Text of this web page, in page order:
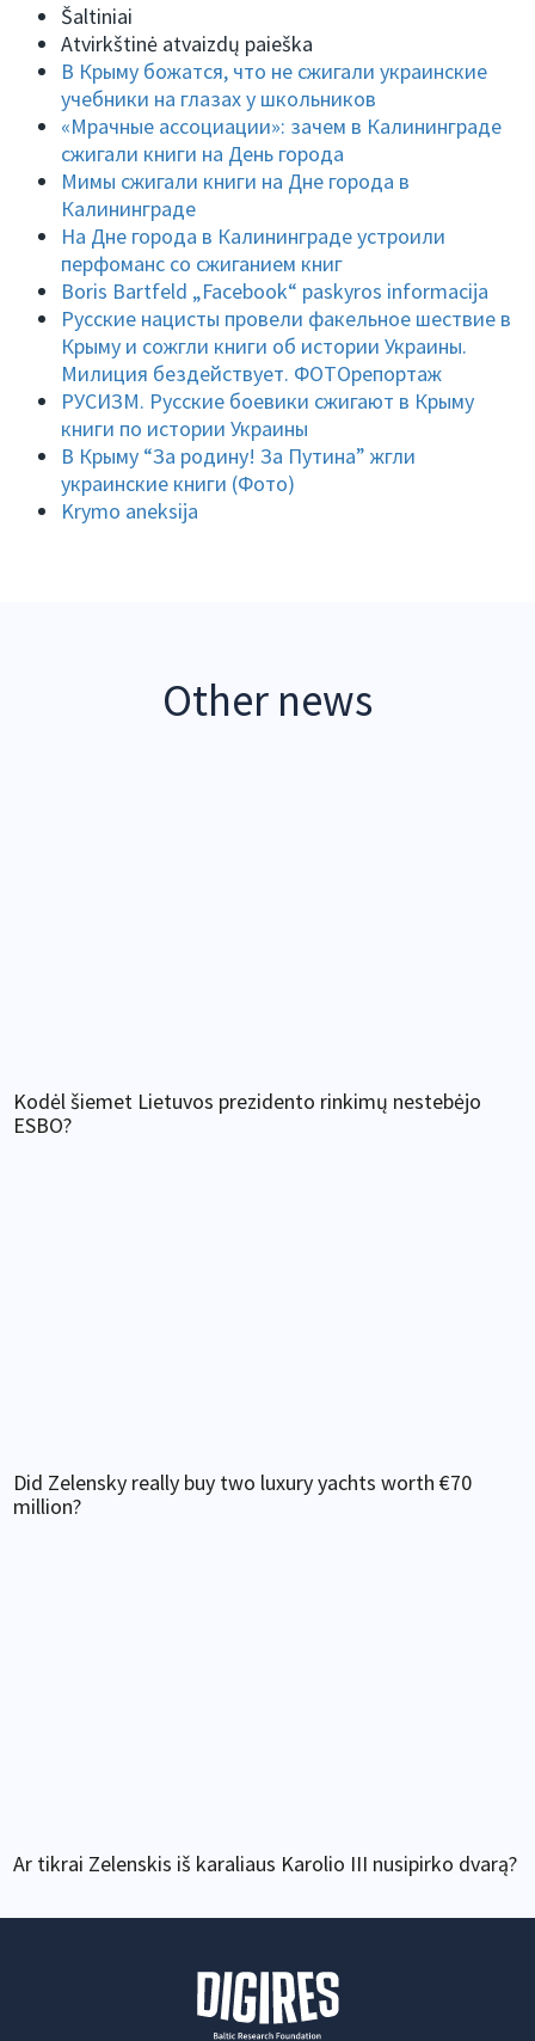
Šaltiniai
Atvirkštinė atvaizdų paieška
В Крыму божатся, что не сжигали украинские
учебники на глазах у школьников
«Мрачные ассоциации»: зачем в Калининграде
сжигали книги на День города
Мимы сжигали книги на Дне города в
Калининграде
На Дне города в Калининграде устроили
перфоманс со сжиганием книг
Boris Bartfeld „Facebook“ paskyros informacija
Русские нацисты провели факельное шествие в
Крыму и сожгли книги об истории Украины.
Милиция бездействует. ФОТОрепортаж
РУСИЗМ. Русские боевики сжигают в Крыму
книги по истории Украины
В Крыму “За родину! За Путина” жгли
украинские книги (Фото)
Krymo aneksija
Other news
Kodėl šiemet Lietuvos prezidento rinkimų nestebėjo
ESBO?
Did Zelensky really buy two luxury yachts worth €70
million?
Ar tikrai Zelenskis iš karaliaus Karolio III nusipirko dvarą?